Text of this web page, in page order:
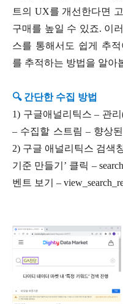
트의 UX를 개선한다면
구매를 높일 수 있죠. 이
스를 통해서도 쉽게 추
를 추적하는 방법을 알아
🔍 간단한 수집 방법
1) 구글애널리틱스 – 관
– 수집할 스트림 – 향상
2) 구글 애널리틱스 검색
기준 만들기’ 클릭 –
벤트 보기 –